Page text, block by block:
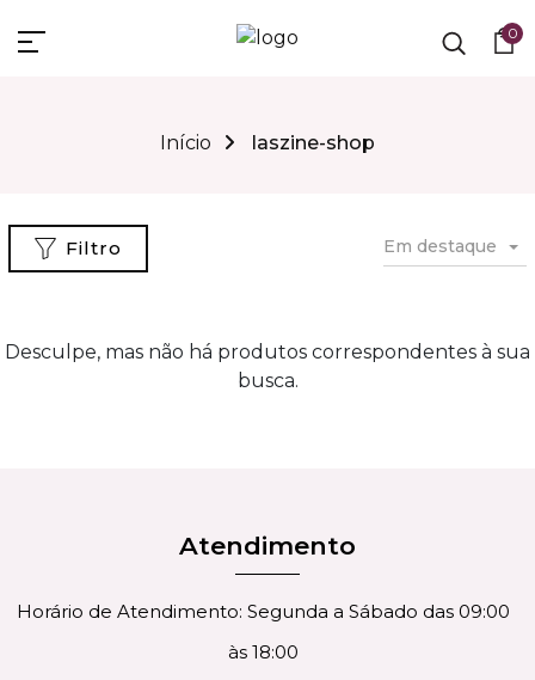
0
Início laszine-shop
Filtro Em destaque
Desculpe, mas não há produtos correspondentes à sua
busca.
Atendimento
Horário de Atendimento: Segunda a Sábado das 09:00
às 18:00